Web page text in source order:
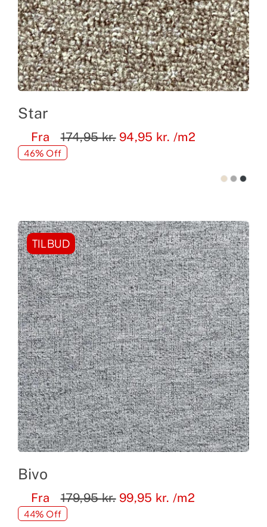
Star
Fra 174,95kr. 94,95 kr. /m2
46% Off
TILBUD
Bivo
Fra 179,95kr. 99,95 kr. /m2
44% Off